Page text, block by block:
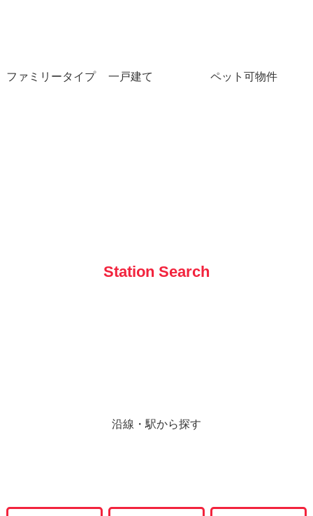
ファミリータイプ 一戸建て ペット可物件
Station Search
沿線・駅から探す